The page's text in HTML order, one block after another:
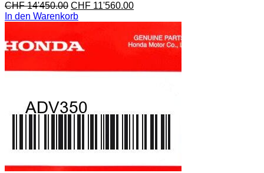
CHF14'450.00 CHF 11'560.00
In den Warenkorb